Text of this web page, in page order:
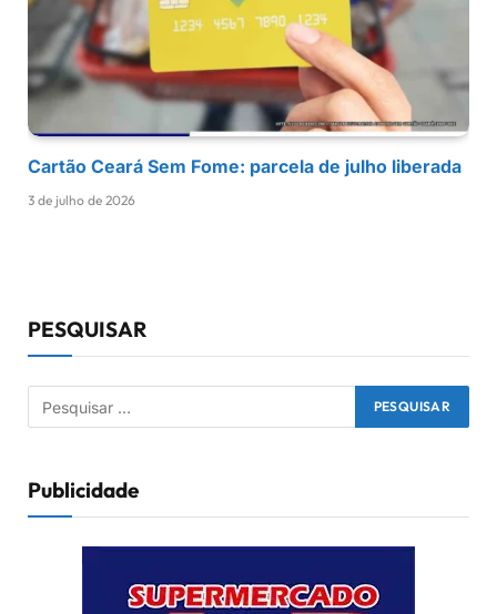
Cartão Ceará Sem Fome: parcela de julho liberada
3 de julho de 2026
PESQUISAR
Publicidade